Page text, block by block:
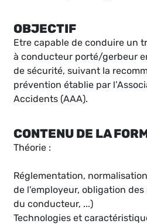
OBJECTIF
Etre capable de conduire un
à conducteur porté/gerbeur
de sécurité, suivant la
prévention établie par
Accidents (AAA).
CONTENU DE LA
Théorie :
Réglementation,
de l'employeur, obligation
du conducteur, ...)
Technologies et